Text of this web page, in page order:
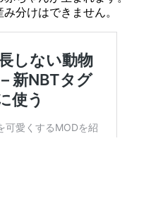
分けはできません。